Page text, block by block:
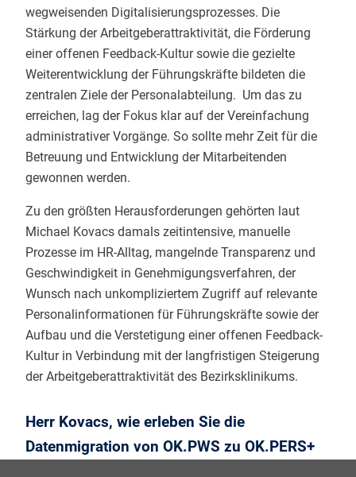
wegweisenden Digitalisierungsprozesses. Die
Stärkung der Arbeitgeberattraktivität, die Förderung
einer offenen Feedback-Kultur sowie die gezielte
Weiterentwicklung der Führungskräfte bildeten die
zentralen Ziele der Personalabteilung. Um das zu
erreichen, lag der Fokus klar auf der Vereinfachung
administrativer Vorgänge. So sollte mehr Zeit für die
Betreuung und Entwicklung der Mitarbeitenden
gewonnen werden.
Zu den größten Herausforderungen gehörten laut
Michael Kovacs damals zeitintensive, manuelle
Prozesse im HR-Alltag, mangelnde Transparenz und
Geschwindigkeit in Genehmigungsverfahren, der
Wunsch nach unkompliziertem Zugriff auf relevante
Personalinformationen für Führungskräfte sowie der
Aufbau und die Verstetigung einer offenen Feedback-
Kultur in Verbindung mit der langfristigen Steigerung
der Arbeitgeberattraktivität des Bezirksklinikums.
Herr Kovacs, wie erleben Sie die
Datenmigration von OK.PWS zu OK.PERS+